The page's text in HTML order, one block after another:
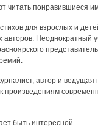
читать понравившиеся
для взрослых и
авторов.
автор и
произведениям
быть интересной.